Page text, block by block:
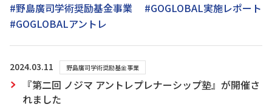
#野島廣司学術奨励基金事業
#GOGLOBAL実施レポート
#GOGLOBALアントレ
2024.03.11 野島廣司学術奨励基金事業
『第二回 ノジマ アントレプレナーシップ塾』が開催さ
れました